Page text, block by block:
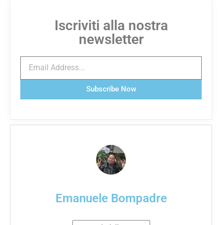
Iscriviti alla nostra
newsletter
Subscribe Now
Emanuele Bompadre